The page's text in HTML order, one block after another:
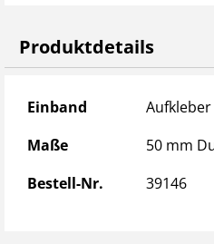
Produktdetails
Produktdetails
Einband
Aufkleber
Maße
50 mm
Bestell-Nr.
39146